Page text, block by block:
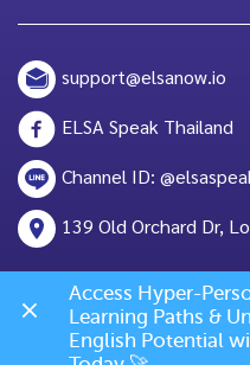
support@elsanow.io
ELSA Speak Thailand
Channel ID:
139 Old Orchard Dr,
Access Hyper-
Learning Paths &
English Potential